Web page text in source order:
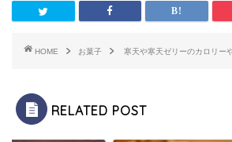
HOME お菓子 寒天や寒天ゼリーのカロリー
RELATED POST